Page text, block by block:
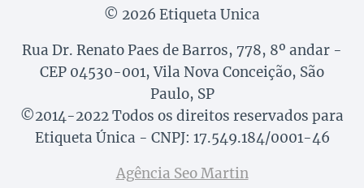
© 2026 Etiqueta Unica
Rua Dr. Renato Paes de Barros, 778, 8º andar -
CEP 04530-001, Vila Nova Conceição, São
Paulo, SP
©2014-2022 Todos os direitos reservados para
Etiqueta Única - CNPJ: 17.549.184/0001-46
Agência Seo Martin